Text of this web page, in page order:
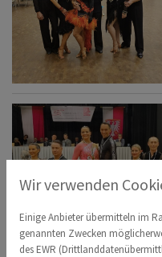
Wir verwenden
Einige Anbieter übermitteln im
genannten Zwecken
des EWR